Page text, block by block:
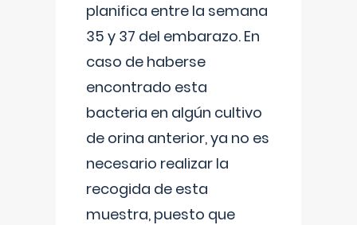
planifica entre la semana
35 y 37 del embarazo. En
caso de haberse
encontrado esta
bacteria en algún cultivo
de orina anterior, ya no es
necesario realizar la
recogida de esta
muestra, puesto que